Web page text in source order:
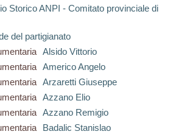
Storico ANPI - Comitato provinciale di
del partigianato
Alsido Vittorio
Americo Angelo
Arzaretti Giuseppe
Azzano Elio
Azzano Remigio
Badalic Stanislao